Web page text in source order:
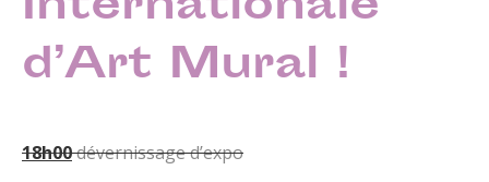
d’Art Mural !
18h00dévernissage d’expo